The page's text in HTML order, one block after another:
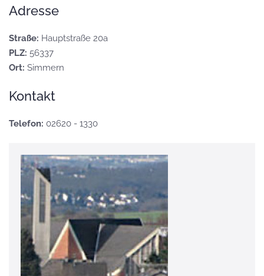
Adresse
Straße: Hauptstraße 20a
PLZ: 56337
Ort: Simmern
Kontakt
Telefon: 02620 - 1330